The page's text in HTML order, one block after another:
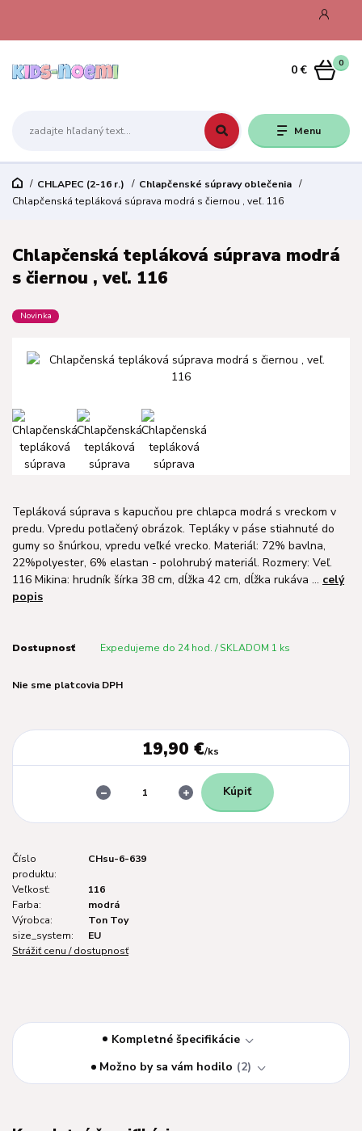
Menu
0
0 €
CHLAPEC (2-16 r.)
Chlapčenské súpravy oblečenia
Chlapčenská tepláková súprava modrá s čiernou , veľ. 116
Chlapčenská tepláková súprava modrá
s čiernou , veľ. 116
Novinka
Tepláková súprava s kapucňou pre chlapca modrá s vreckom v
predu. Vpredu potlačený obrázok. Tepláky v páse stiahnuté do
gumy so šnúrkou, vpredu veľké vrecko. Materiál: 72% bavlna,
22%polyester, 6% elastan - polohrubý materiál. Rozmery: Veľ.
116 Mikina: hrudník šírka 38 cm, dĺžka 42 cm, dĺžka rukáva ... celý
popis
Dostupnosť Expedujeme do 24 hod. / SKLADOM 1 ks
Nie sme platcovia DPH
19,90 €/ks
Kúpiť
Číslo
produktu:
CHsu-6-639
Veľkosť:
116
Farba:
modrá
Výrobca:
Ton Toy
size_system:
EU
Strážiť cenu / dostupnosť
Kompletné špecifikácie
Možno by sa vám hodilo
2